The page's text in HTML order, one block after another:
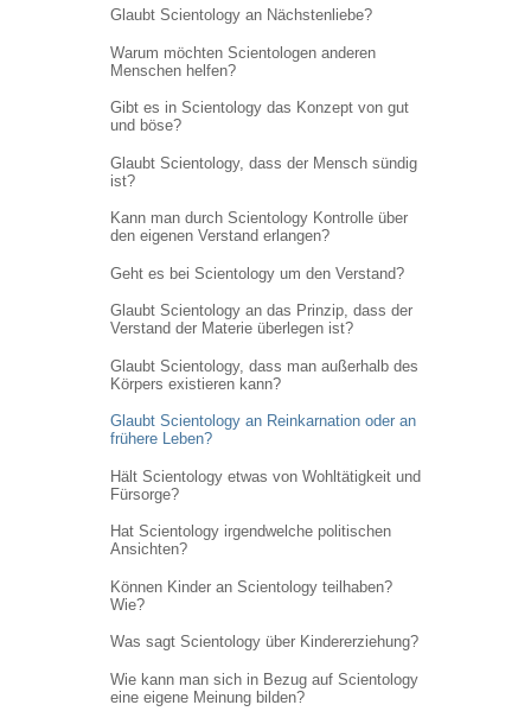
Glaubt Scientology an Nächstenliebe?
Warum möchten Scientologen anderen
Menschen helfen?
Gibt es in Scientology das Konzept von gut
und böse?
Glaubt Scientology, dass der Mensch sündig
ist?
Kann man durch Scientology Kontrolle über
den eigenen Verstand erlangen?
Geht es bei Scientology um den Verstand?
Glaubt Scientology an das Prinzip, dass der
Verstand der Materie überlegen ist?
Glaubt Scientology, dass man außerhalb des
Körpers existieren kann?
Glaubt Scientology an Reinkarnation oder an
frühere Leben?
Hält Scientology etwas von Wohltätigkeit und
Fürsorge?
Hat Scientology irgendwelche politischen
Ansichten?
Können Kinder an Scientology teilhaben?
Wie?
Was sagt Scientology über Kindererziehung?
Wie kann man sich in Bezug auf Scientology
eine eigene Meinung bilden?